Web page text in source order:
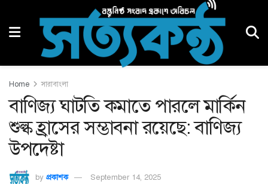
Home সারাবাংলা
বাণিজ্য ঘাটতি কমাতে পারলে মার্কিন
শুল্ক হ্রাসের সম্ভাবনা রয়েছে: বাণিজ্য
উপদেষ্টা
by প্রকাশক September 14, 2025